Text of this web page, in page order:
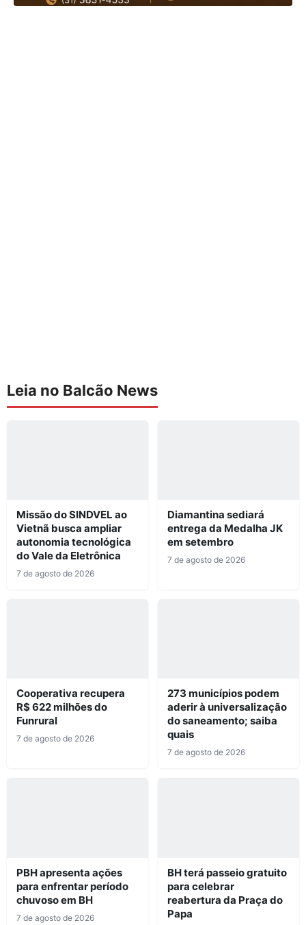
Leia no Balcão News
Missão do SINDVEL ao
Vietnã busca ampliar
autonomia tecnológica
do Vale da Eletrônica
7 de agosto de 2026
Diamantina sediará
entrega da Medalha JK
em setembro
7 de agosto de 2026
Cooperativa recupera
R$ 622 milhões do
Funrural
7 de agosto de 2026
273 municípios podem
aderir à universalização
do saneamento; saiba
quais
7 de agosto de 2026
PBH apresenta ações
para enfrentar período
chuvoso em BH
7 de agosto de 2026
BH terá passeio gratuito
para celebrar
reabertura da Praça do
Papa